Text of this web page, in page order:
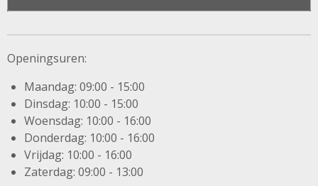
Openingsuren:
Maandag: 09:00 - 15:00
Dinsdag: 10:00 - 15:00
Woensdag: 10:00 - 16:00
Donderdag: 10:00 - 16:00
Vrijdag: 10:00 - 16:00
Zaterdag: 09:00 - 13:00